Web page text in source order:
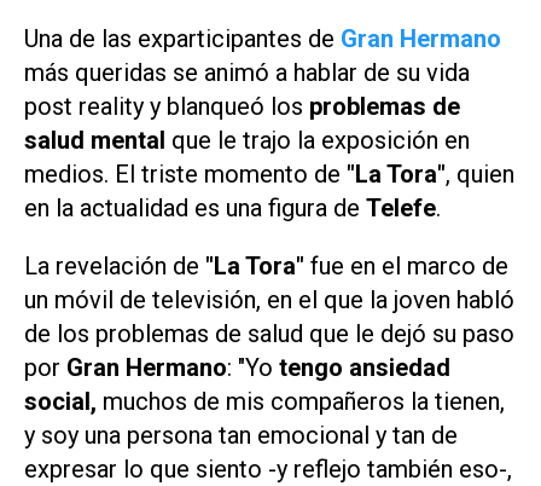
Una de las exparticipantes de Gran Hermano
más queridas se animó a hablar de su vida
post reality y blanqueó los problemas de
salud mental que le trajo la exposición en
medios. El triste momento de "La Tora", quien
en la actualidad es una figura de Telefe.
La revelación de "La Tora" fue en el marco de
un móvil de televisión, en el que la joven habló
de los problemas de salud que le dejó su paso
por Gran Hermano: "Yo tengo ansiedad
social, muchos de mis compañeros la tienen,
y soy una persona tan emocional y tan de
expresar lo que siento -y reflejo también eso-,